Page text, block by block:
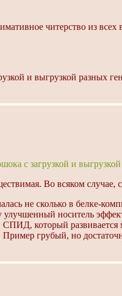
читерство из
и выгрузкой разных
с загрузкой и
Во всяком случае,
не сколько в белке-
улучшенный носитель
который развивается
Пример грубый, но